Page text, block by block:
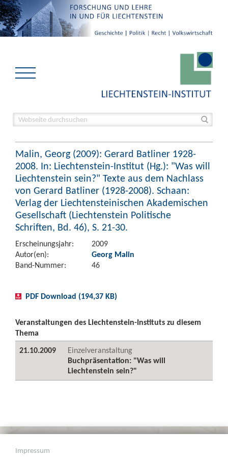
Malin, Georg (2009): Gerard Batliner 1928-
2008. In: Liechtenstein-Institut (Hg.): "Was will
Liechtenstein sein?" Texte aus dem Nachlass
von Gerard Batliner (1928-2008). Schaan:
Verlag der Liechtensteinischen Akademischen
Gesellschaft (Liechtenstein Politische
Schriften, Bd. 46), S. 21-30.
Erscheinungsjahr:
2009
Autor(en):
Georg Malin
Band-Nummer:
46
PDF Download (194,37 KB)
Veranstaltungen des Liechtenstein-Instituts zu diesem
Thema
21.10.2009
Einzelveranstaltung
Buchpräsentation: "Was will
Liechtenstein sein?"
Impressum